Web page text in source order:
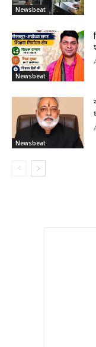
Newsbeat
Newsbeat
Newsbeat